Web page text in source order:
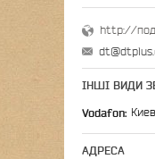
http://
ІНШІ ВИДИ
Vodafon